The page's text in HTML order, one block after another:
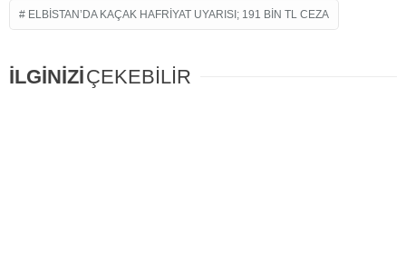
ELBISTAN’DA KAÇAK HAFRIYAT UYARISI; 191 BIN TL CEZA
İLGİNİZİÇEKEBİLİR